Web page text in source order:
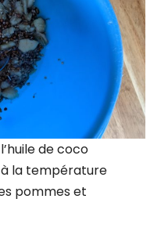
de coco
la température
pommes et